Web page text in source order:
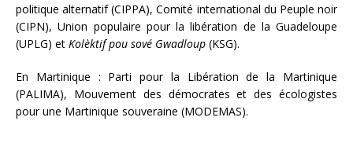
politique alternatif (CIPPA), Comité international du Peuple noir
(CIPN), Union populaire pour la libération de la Guadeloupe
(UPLG) et Kolèktif pou sové Gwadloup (KSG).
En Martinique : Parti pour la Libération de la Martinique
(PALIMA), Mouvement des démocrates et des écologistes
pour une Martinique souveraine (MODEMAS).